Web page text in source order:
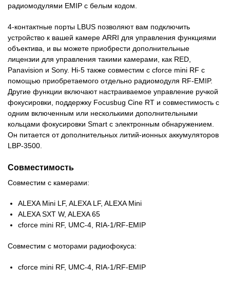
радиомодулями EMIP с белым кодом.
4-контактные порты LBUS позволяют вам подключить
устройство к вашей камере ARRI для управления функциями
объектива, и вы можете приобрести дополнительные
лицензии для управления такими камерами, как RED,
Panavision и Sony. Hi-5 также совместим с cforce mini RF с
помощью приобретаемого отдельно радиомодуля RF-EMIP.
Другие функции включают настраиваемое управление ручкой
фокусировки, поддержку Focusbug Cine RT и совместимость с
одним включенным или несколькими дополнительными
кольцами фокусировки Smart с электронным обнаружением.
Он питается от дополнительных литий-ионных аккумуляторов
LBP-3500.
Совместимость
Совместим с камерами:
ALEXA Mini LF, ALEXA LF, ALEXA Mini
ALEXA SXT W, ALEXA 65
cforce mini RF, UMC-4, RIA-1/RF-EMIP
Совместим с моторами радиофокуса:
cforce mini RF, UMC-4, RIA-1/RF-EMIP